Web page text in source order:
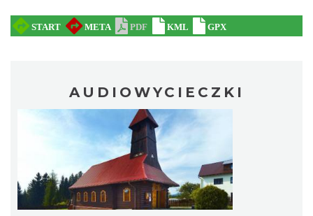
AUDIOWYCIECZKI